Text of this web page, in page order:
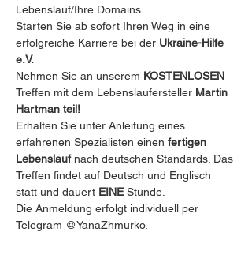
Lebenslauf/Ihre Domains.
Starten Sie ab sofort Ihren Weg in eine
erfolgreiche Karriere bei der Ukraine-Hilfe
e.V.
Nehmen Sie an unserem KOSTENLOSEN
Treffen mit dem Lebenslaufersteller Martin
Hartman teil!
Erhalten Sie unter Anleitung eines
erfahrenen Spezialisten einen fertigen
Lebenslauf nach deutschen Standards. ️Das
Treffen findet auf Deutsch und Englisch
statt und dauert EINE Stunde.
Die Anmeldung erfolgt individuell per
Telegram @YanaZhmurko.